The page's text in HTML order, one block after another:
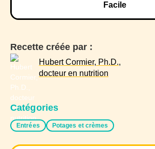
Facile
Recette créée par :
Hubert Cormier, Ph.D.,
docteur en nutrition
Catégories
Entrées Potages et crèmes